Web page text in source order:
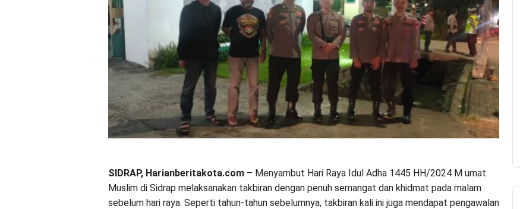
SIDRAP, Harianberitakota.com – Menyambut Hari Raya Idul Adha 1445 HH/2024 M umat
Muslim di Sidrap melaksanakan takbiran dengan penuh semangat dan khidmat pada malam
sebelum hari raya. Seperti tahun-tahun sebelumnya, takbiran kali ini juga mendapat pengawalan